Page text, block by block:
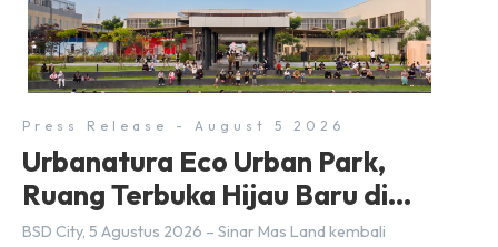
Press Release - August 5 2026
Urbanatura Eco Urban Park,
Ruang Terbuka Hijau Baru di
BSD City
BSD City, 5 Agustus 2026 – Sinar Mas Land kembali